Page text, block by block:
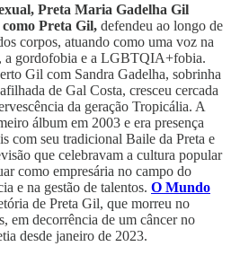
Preta Maria Gadelha Gil
Preta Gil, defendeu ao longo de
corpos, atuando como uma voz na
a gordofobia e a LGBTQIA+fobia.
Gil com Sandra Gadelha, sobrinha
de Gal Costa, cresceu cercada
da geração Tropicália. A
álbum em 2003 e era presença
com seu tradicional Baile da Preta e
que celebravam a cultura popular
como empresária no campo do
e na gestão de talentos. O Mundo
de Preta Gil, que morreu no
em decorrência de um câncer no
desde janeiro de 2023.